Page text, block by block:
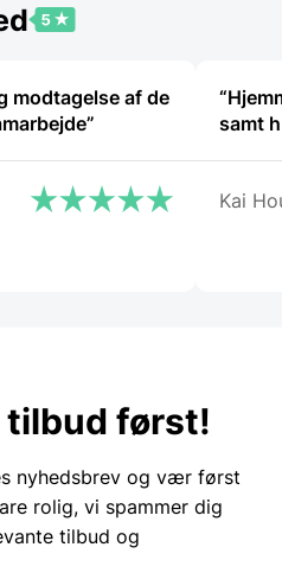
modtagelse af de
samt
Kai
tilbud først!
nyhedsbrev og vær først
rolig, vi spammer dig
tilbud og